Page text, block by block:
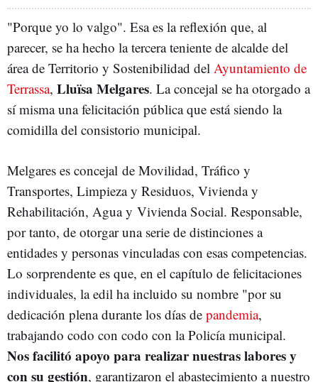
"Porque yo lo valgo". Esa es la reflexión que, al
parecer, se ha hecho la tercera teniente de alcalde del
área de Territorio y Sostenibilidad del Ayuntamiento de
Terrassa, Lluïsa Melgares. La concejal se ha otorgado a
sí misma una felicitación pública que está siendo la
comidilla del consistorio municipal.
Melgares es concejal de Movilidad, Tráfico y
Transportes, Limpieza y Residuos, Vivienda y
Rehabilitación, Agua y Vivienda Social. Responsable,
por tanto, de otorgar una serie de distinciones a
entidades y personas vinculadas con esas competencias.
Lo sorprendente es que, en el capítulo de felicitaciones
individuales, la edil ha incluido su nombre "por su
dedicación plena durante los días de pandemia,
trabajando codo con codo con la Policía municipal.
Nos facilitó apoyo para realizar nuestras labores y
con su gestión, garantizaron el abastecimiento a nuestro